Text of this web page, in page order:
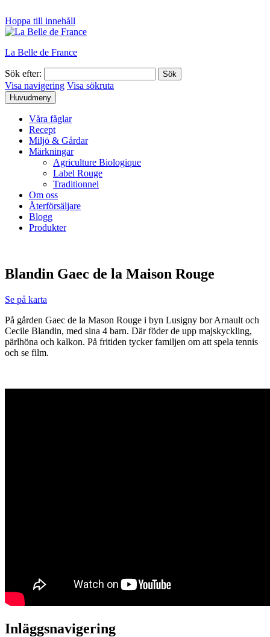
Hoppa till innehåll
La Belle de France
Sök efter:
Visa navigering Visa sökruta
Huvudmeny
Våra fåglar
Recept
Miljö & Gårdar
Märkningar
Agriculture Biologique
Label Rouge
Traditionnel
Om oss
Återförsäljare
Blogg
Produkter
Blandin Gaec de la Maison Rouge
Se på karta
På gården Gaec de la Mason Rouge i byn Lusigny bor Arnault och
Cecile Blandin, med sina 4 barn. Där föder de upp majskyckling,
pärlhöna och kalkon. På fritiden tycker familjen om att spela tennis
och se film.
Inläggsnavigering